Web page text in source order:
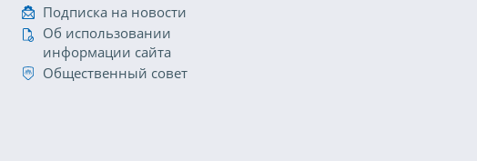
Подписка на новости
Об использовании
информации сайта
Общественный совет